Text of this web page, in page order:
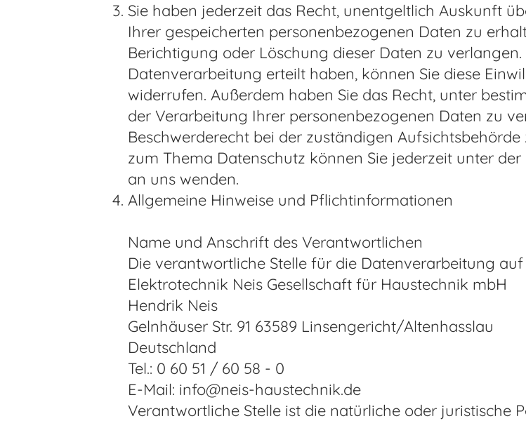
Sie haben jederzeit das Recht, unentgeltlich Auskunft
Ihrer gespeicherten personenbezogenen Daten zu
Berichtigung oder Löschung dieser Daten zu
Datenverarbeitung erteilt haben, können Sie diese
widerrufen. Außerdem haben Sie das Recht, unter
der Verarbeitung Ihrer personenbezogenen Daten zu
Beschwerderecht bei der zuständigen
zum Thema Datenschutz können Sie jederzeit unter
an uns wenden.
Allgemeine Hinweise und Pflichtinformationen
Name und Anschrift des Verantwortlichen
Die verantwortliche Stelle für die Datenverarbeitung auf
Elektrotechnik Neis Gesellschaft für Haustechnik mbH
Hendrik Neis
Gelnhäuser Str. 91 63589 Linsengericht/Altenhasslau
Deutschland
Tel.: 0 60 51 / 60 58 - 0
E-Mail: info@neis-haustechnik.de
Verantwortliche Stelle ist die natürliche oder juristische